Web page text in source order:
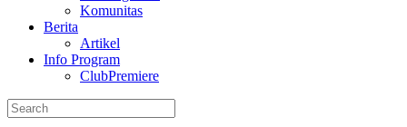
Komunitas
Berita
Artikel
Info Program
ClubPremiere